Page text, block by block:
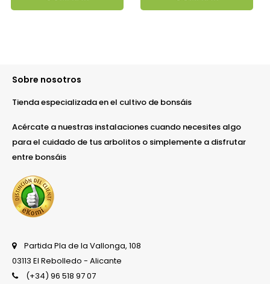
Sobre nosotros
Tienda especializada en el cultivo de bonsáis
Acércate a nuestras instalaciones cuando necesites algo
para el cuidado de tus arbolitos o simplemente a disfrutar
entre bonsáis
Partida Pla de la Vallonga, 108
03113 El Rebolledo - Alicante
(+34) 96 518 97 07